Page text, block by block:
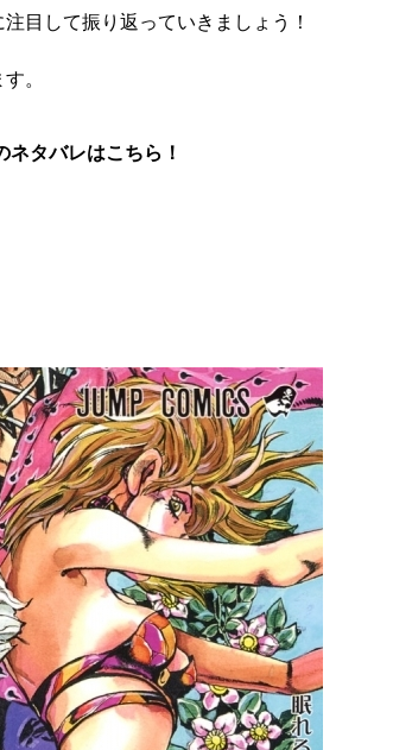
目して振り返っていきましょう！
。
ネタバレはこちら！